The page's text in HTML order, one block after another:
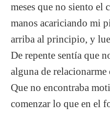
meses que no siento el
manos acariciando mi
arriba al principio, y
De repente sentía que
alguna de
Que no encontraba
comenzar lo que en el